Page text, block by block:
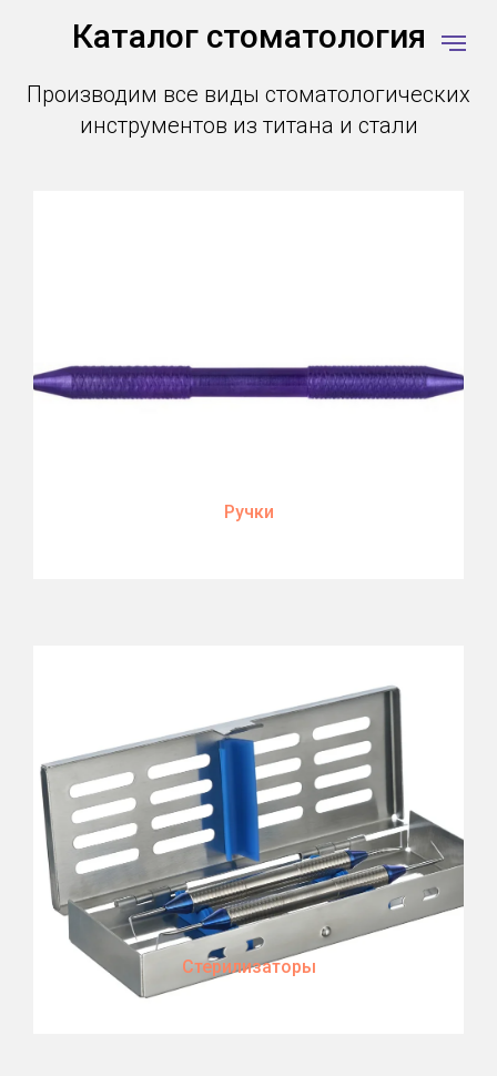
Каталог стоматология
Производим все виды стоматологических
инструментов из титана и стали
Ручки
Стерилизаторы